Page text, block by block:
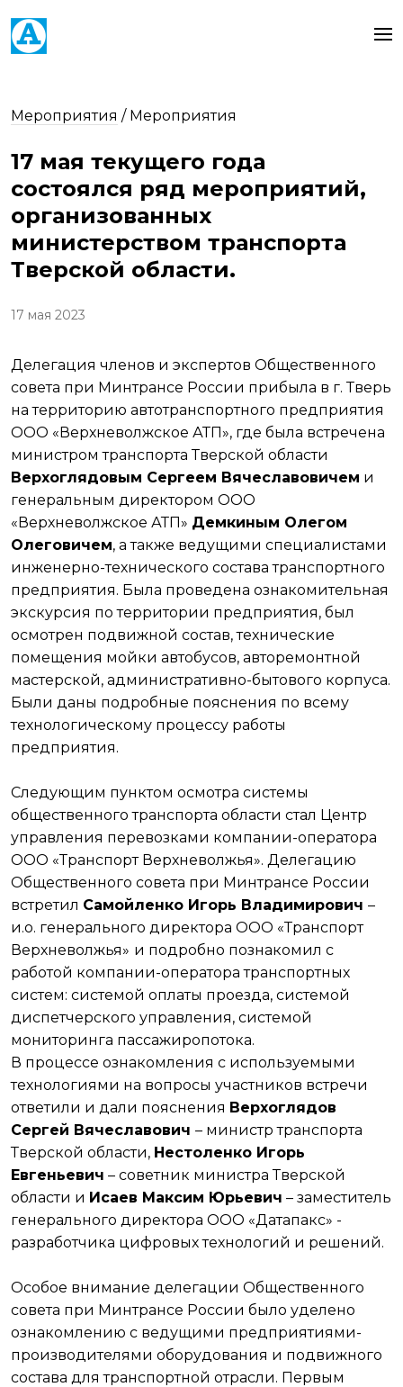
Мероприятия / Мероприятия
17 мая текущего года
состоялся ряд мероприятий,
организованных
министерством транспорта
Тверской области.
17 мая 2023
Делегация членов и экспертов Общественного
совета при Минтрансе России прибыла в г. Тверь
на территорию автотранспортного предприятия
ООО «Верхневолжское АТП», где была встречена
министром транспорта Тверской области
Верхоглядовым Сергеем Вячеславовичем и
генеральным директором ООО
«Верхневолжское АТП» Демкиным Олегом
Олеговичем, а также ведущими специалистами
инженерно-технического состава транспортного
предприятия. Была проведена ознакомительная
экскурсия по территории предприятия, был
осмотрен подвижной состав, технические
помещения мойки автобусов, авторемонтной
мастерской, административно-бытового корпуса.
Были даны подробные пояснения по всему
технологическому процессу работы
предприятия.
Следующим пунктом осмотра системы
общественного транспорта области стал Центр
управления перевозками компании-оператора
ООО «Транспорт Верхневолжья». Делегацию
Общественного совета при Минтрансе России
встретил Самойленко Игорь Владимирович –
и.о. генерального директора ООО «Транспорт
Верхневолжья» и подробно познакомил с
работой компании-оператора транспортных
систем: системой оплаты проезда, системой
диспетчерского управления, системой
мониторинга пассажиропотока.
В процессе ознакомления с используемыми
технологиями на вопросы участников встречи
ответили и дали пояснения Верхоглядов
Сергей Вячеславович – министр транспорта
Тверской области, Нестоленко Игорь
Евгеньевич – советник министра Тверской
области и Исаев Максим Юрьевич – заместитель
генерального директора ООО «Датапакс» -
разработчика цифровых технологий и решений.
Особое внимание делегации Общественного
совета при Минтрансе России было уделено
ознакомлению с ведущими предприятиями-
производителями оборудования и подвижного
состава для транспортной отрасли. Первым